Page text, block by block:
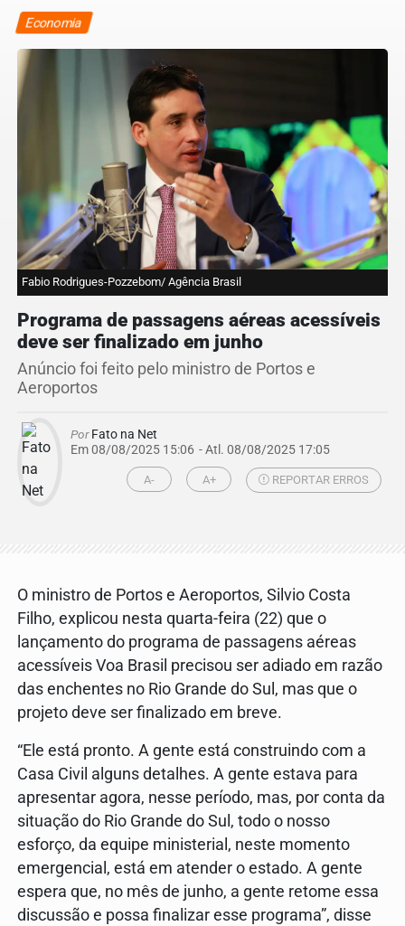
Economia
Fabio Rodrigues-Pozzebom/ Agência Brasil
Programa de passagens aéreas acessíveis
deve ser finalizado em junho
Anúncio foi feito pelo ministro de Portos e
Aeroportos
PorFato na Net
Em 08/08/2025 15:06 - Atl. 08/08/2025 17:05
A- A+ REPORTAR ERROS
O ministro de Portos e Aeroportos, Silvio Costa
Filho, explicou nesta quarta-feira (22) que o
lançamento do programa de passagens aéreas
acessíveis Voa Brasil precisou ser adiado em razão
das enchentes no Rio Grande do Sul, mas que o
projeto deve ser finalizado em breve.
“Ele está pronto. A gente está construindo com a
Casa Civil alguns detalhes. A gente estava para
apresentar agora, nesse período, mas, por conta da
situação do Rio Grande do Sul, todo o nosso
esforço, da equipe ministerial, neste momento
emergencial, está em atender o estado. A gente
espera que, no mês de junho, a gente retome essa
discussão e possa finalizar esse programa”, disse